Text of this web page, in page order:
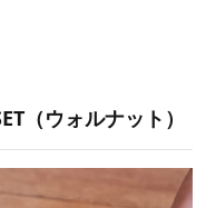
（ウォルナット）